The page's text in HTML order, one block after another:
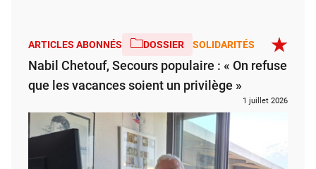
ARTICLES ABONNÉS DOSSIER SOLIDARITÉS
Nabil Chetouf, Secours populaire : « On refuse
que les vacances soient un privilège »
1 juillet 2026